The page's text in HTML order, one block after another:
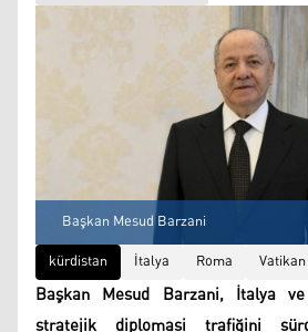
Başkan Mesud Barzani
kürdistan
İtalya Roma Vatikan
Başkan Mesud Barzani, İtalya